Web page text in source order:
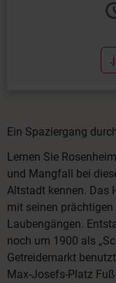
Ein Spaziergang
Lernen Sie
und Mangfall bei
Altstadt kennen. Das
mit seinen prächtigen
Laubengängen.
noch um 1900 als
Getreidemarkt
Max-Josefs-Platz